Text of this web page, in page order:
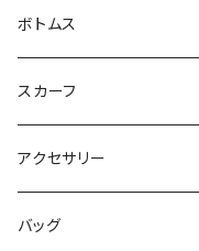
ジレ
ブルゾン
ニット
カットソー
カーディガン
ジレ
ボトムス
スカート
パンツ
スカーフ
アクセサリー
ネックレス
バッグ